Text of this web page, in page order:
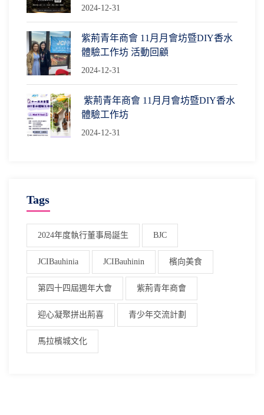
2024-12-31
紫荊青年商會 11月月會坊暨DIY香水
體驗工作坊 活動回顧
2024-12-31
紫荊青年商會 11月月會坊暨DIY香水
體驗工作坊
2024-12-31
Tags
2024年度執行董事局誕生 BJC
JCIBauhinia JCIBauhinin 檳向美食
第四十四屆週年大會 紫荊青年商會
迎心凝聚拼出荊喜 青少年交流計劃
馬拉檳城文化